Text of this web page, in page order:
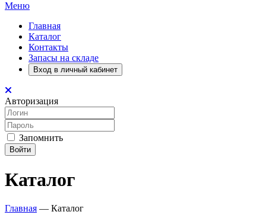
Меню
Главная
Каталог
Контакты
Запасы на складе
Вход в личный кабинет
Авторизация
Запомнить
Войти
Каталог
Главная — Каталог